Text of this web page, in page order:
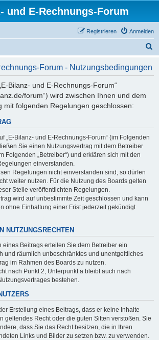
und E-Rechnungs-Forum
Anmelden
Registrieren
Forum - Nutzungsbedingungen
Bilanz- und E-Rechnungs-Forum“
forum“) wird zwischen Ihnen und dem
mit folgenden Regelungen geschlossen:
„E-Bilanz- und E-Rechnungs-Forum“ (im Folgenden
Sie einen Nutzungsvertrag mit dem Betreiber
Folgenden „Betreiber“) und erklären sich mit den
einverstanden.
Regelungen nicht einverstanden sind, so dürfen
weiter nutzen. Für die Nutzung des Boards gelten
Stelle veröffentlichten Regelungen.
wird auf unbestimmte Zeit geschlossen und kann
ohne Einhaltung einer Frist jederzeit gekündigt
NUTZUNGSRECHTEN
eines Beitrags erteilen Sie dem Betreiber ein
und räumlich unbeschränktes und unentgeltliches
im Rahmen des Boards zu nutzen.
nach Punkt 2, Unterpunkt a bleibt auch nach
bestehen.
Erstellung eines Beitrags, dass er keine Inhalte
geltendes Recht oder die guten Sitten verstoßen. Sie
dass Sie das Recht besitzen, die in Ihren
Links und Bilder zu setzen bzw. zu verwenden.